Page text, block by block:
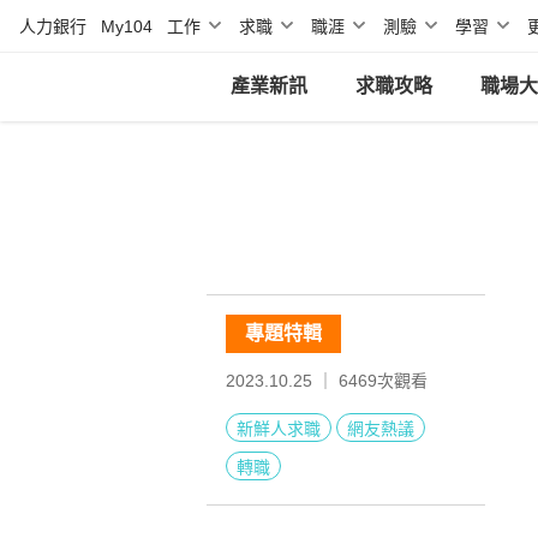
人力銀行 My104 工作 求職 職涯 測驗 學習
產業新訊 求職攻略 職場
專題特輯
2023.10.25 ｜ 6469次觀看
新鮮人求職
網友熱議
轉職